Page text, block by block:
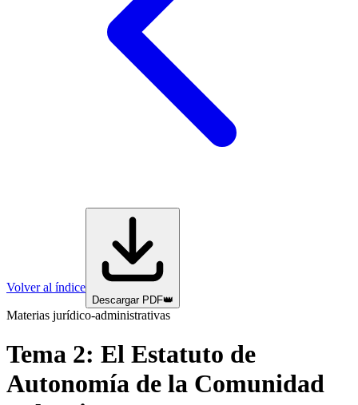
Volver al índice
Descargar PDF👑
Materias jurídico-administrativas
Tema 2: El Estatuto de
Autonomía de la Comunidad